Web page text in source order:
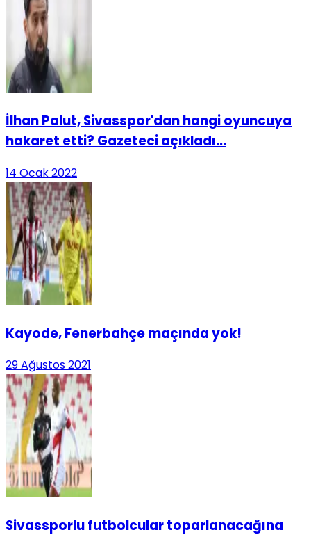
İlhan Palut, Sivasspor'dan hangi oyuncuya
hakaret etti? Gazeteci açıkladı...
14 Ocak 2022
Kayode, Fenerbahçe maçında yok!
29 Ağustos 2021
Sivassporlu futbolcular toparlanacağına